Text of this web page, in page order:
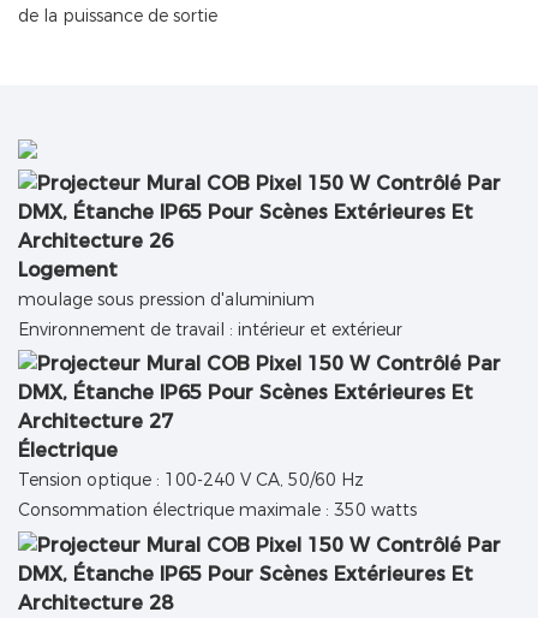
de la puissance de sortie
Logement
moulage sous pression d'aluminium
Environnement de travail : intérieur et extérieur
Électrique
Tension optique : 100-240 V CA, 50/60 Hz
Consommation électrique maximale : 350 watts